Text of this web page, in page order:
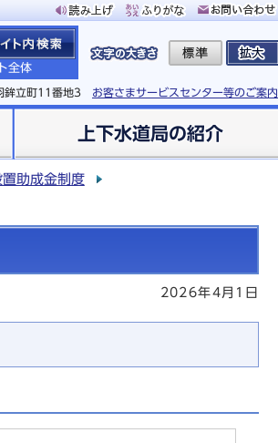
全体
鉾立町11番地3 お客さまサービスセンター等のご案内
上下水道局の紹介
助成金制度
2026年4月1日